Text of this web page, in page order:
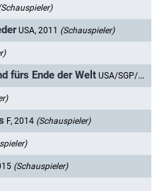
USA, 2011 (Schauspieler)
fürs Ende der Welt USA/SGP/MAL/RI, 2012
F, 2014 (Schauspieler)
(Schauspieler)